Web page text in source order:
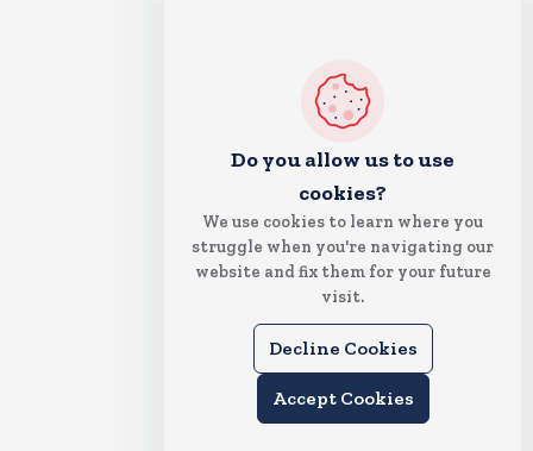
Do you allow us to use
cookies?
We use cookies to learn where you
struggle when you're navigating our
website and fix them for your future
visit.
Decline Cookies
Accept Cookies